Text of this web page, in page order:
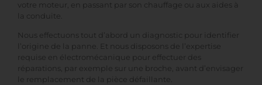
votre moteur, en passant par son chauffage ou aux aides à
la conduite.
Nous effectuons tout d’abord un diagnostic pour identifier
l’origine de la panne. Et nous disposons de l’expertise
requise en électromécanique pour effectuer des
réparations, par exemple sur une broche, avant d’envisager
le remplacement de la pièce défaillante.